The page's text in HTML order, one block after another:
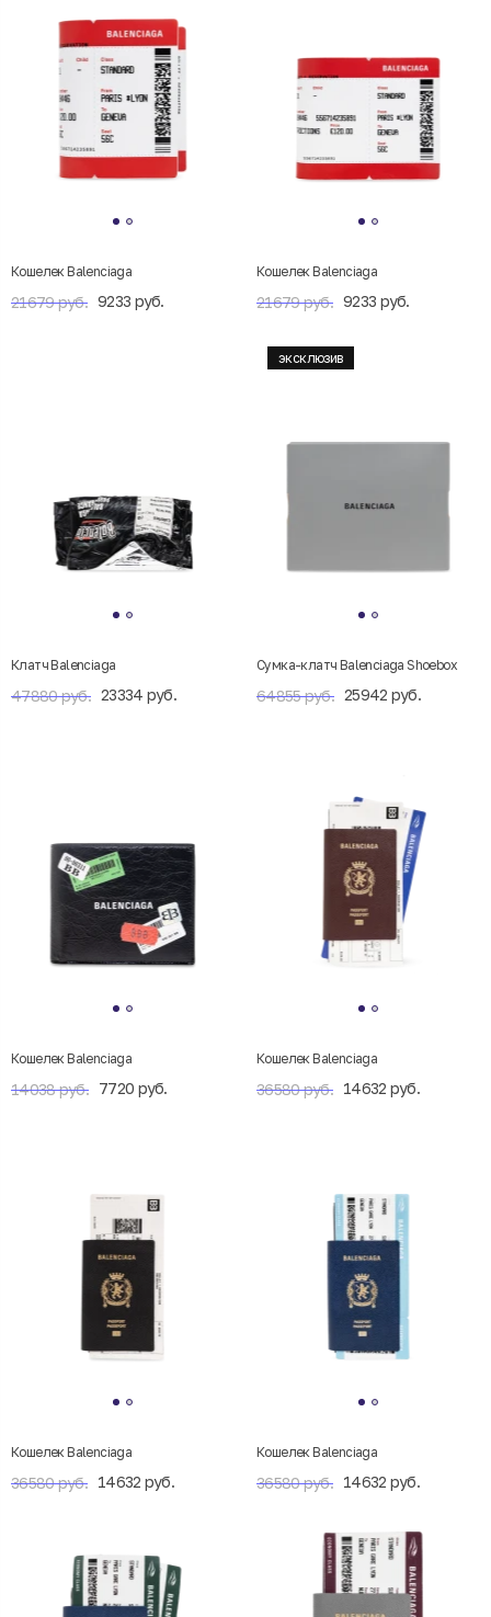
Кошелек Balenciaga
21679 руб. 9233 руб.
Кошелек Balenciaga
21679 руб. 9233 руб.
Клатч Balenciaga
47880 руб. 23334 руб.
эксклюзив
Сумка-клатч Balenciaga Shoebox
64855 руб. 25942 руб.
Кошелек Balenciaga
14038 руб. 7720 руб.
Кошелек Balenciaga
36580 руб. 14632 руб.
Кошелек Balenciaga
36580 руб. 14632 руб.
Кошелек Balenciaga
36580 руб. 14632 руб.